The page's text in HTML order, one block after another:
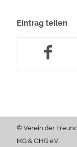
Eintrag teilen
© Verein der
IKG & OHG e.V.